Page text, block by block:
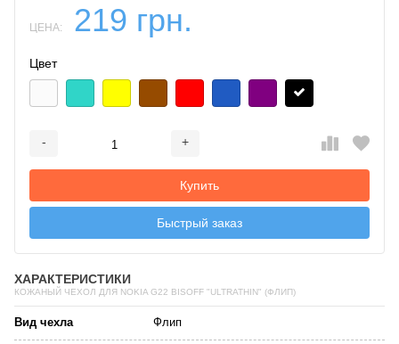
ЦЕНА: 219 грн.
Цвет
- +
Купить
Быстрый заказ
ХАРАКТЕРИСТИКИ
КОЖАНЫЙ ЧЕХОЛ ДЛЯ NOKIA G22 BISOFF "ULTRATHIN" (ФЛИП)
Вид чехла Флип